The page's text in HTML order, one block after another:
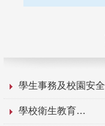
學生事務及校園安全
學校衛生教育